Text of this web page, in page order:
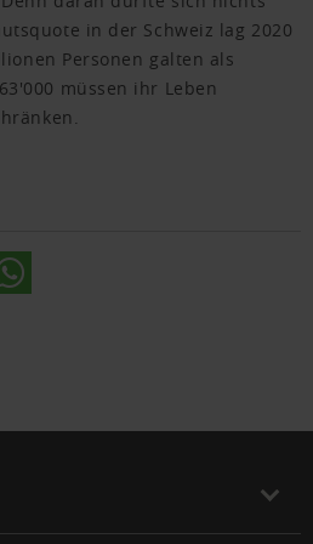
in der Schweiz lag 2020
Personen galten als
müssen ihr Leben